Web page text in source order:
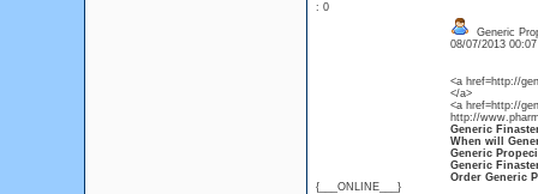
: 0
{___ONLINE___}
Generic
08/07/2013
<a href=http://
</a>
<a href=http://
http://
Generic
When will
Generic
Generic
Order Generic